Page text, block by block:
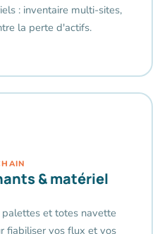
: inventaire multi-sites,
la perte d'actifs.
& matériel
palettes et totes navette
fiabiliser vos flux et vos